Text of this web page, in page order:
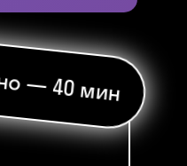
— 40 мин